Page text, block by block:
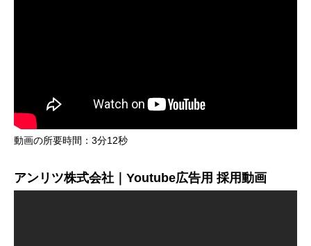
動画の所要時間：3分12秒
アンリツ株式会社｜Youtube広告用 採用動画